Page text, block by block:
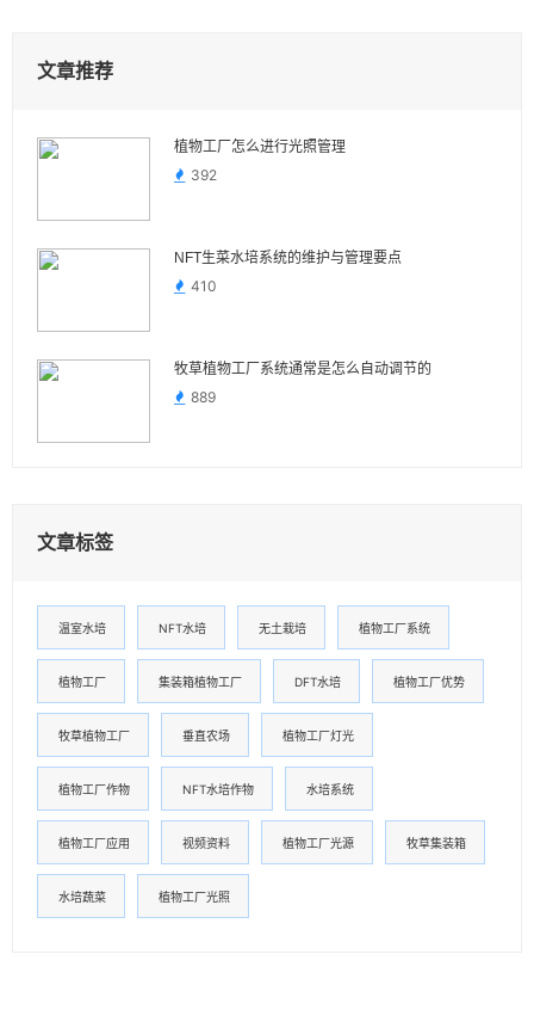
文章推荐
植物工厂怎么进行光照管理
392
NFT生菜水培系统的维护与管理要点
410
牧草植物工厂系统通常是怎么自动调节的
889
文章标签
温室水培 NFT水培 无土栽培 植物工厂系统
植物工厂 集装箱植物工厂 DFT水培 植物工厂优势
牧草植物工厂 垂直农场 植物工厂灯光
植物工厂作物 NFT水培作物 水培系统
植物工厂应用 视频资料 植物工厂光源 牧草集装箱
水培蔬菜 植物工厂光照